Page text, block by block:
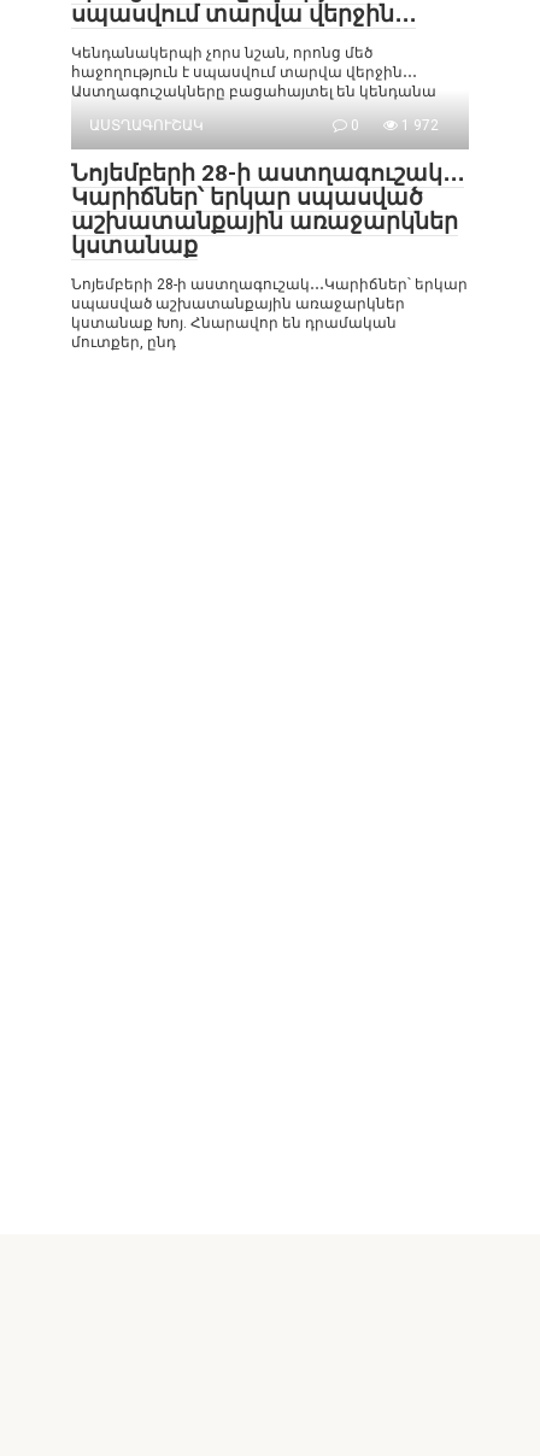
սպասվում տարվա վերջին․․․
Կենդանակերպի չորս նշան, որոնց մեծ
հաջողություն է սպասվում տարվա վերջին․․․
Աստղագուշակները բացահայտել են կենդանա
ԱՍՏՂԱԳՈՒՇԱԿ
0 1 972
Նոյեմբերի 28-ի աստղագուշակ․․․
Կարիճներ՝ երկար սպասված
աշխատանքային առաջարկներ
կստանաք
Նոյեմբերի 28-ի աստղագուշակ․․․Կարիճներ՝ երկար
սպասված աշխատանքային առաջարկներ
կստանաք Խոյ. Հնարավոր են դրամական
մուտքեր, ընդ